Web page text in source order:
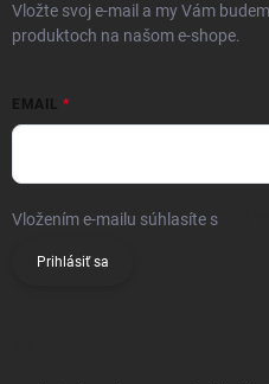
Vložte svoj e-mail a my Vám
produktoch na našom e-shope.
EMAIL
Vložením e-mailu súhlasíte s
Prihlásiť sa